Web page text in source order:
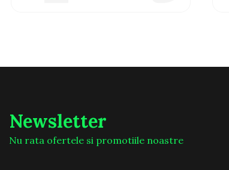
Newsletter
Nu rata ofertele si promotiile noastre